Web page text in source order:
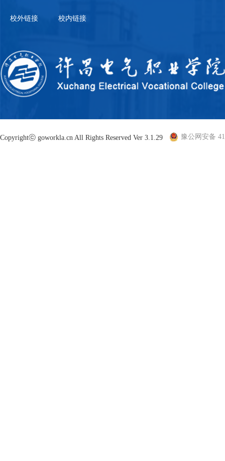
校外链接 校内链接
Copyrightⓒ goworkla.cn All Rights Reserved Ver 3.1.29 豫公网安备